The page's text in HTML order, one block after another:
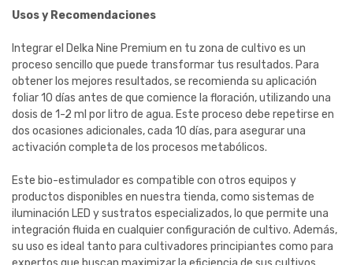
Usos y Recomendaciones
Integrar el Delka Nine Premium en tu zona de cultivo es un
proceso sencillo que puede transformar tus resultados. Para
obtener los mejores resultados, se recomienda su aplicación
foliar 10 días antes de que comience la floración, utilizando una
dosis de 1-2 ml por litro de agua. Este proceso debe repetirse en
dos ocasiones adicionales, cada 10 días, para asegurar una
activación completa de los procesos metabólicos.
Este bio-estimulador es compatible con otros equipos y
productos disponibles en nuestra tienda, como sistemas de
iluminación LED y sustratos especializados, lo que permite una
integración fluida en cualquier configuración de cultivo. Además,
su uso es ideal tanto para cultivadores principiantes como para